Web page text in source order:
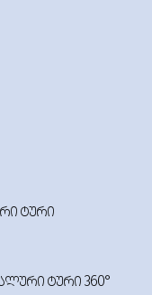
ᲢᲣᲠᲘ
ᲢᲣᲠᲘ 360°